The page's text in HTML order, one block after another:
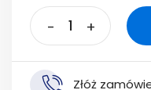
- +
Złóż